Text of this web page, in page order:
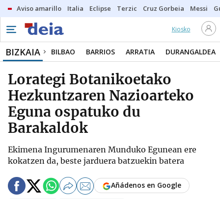
Aviso amarillo Italia Eclipse Terzic Cruz Gorbeia Messi
Kiosko
BIZKAIA BILBAO BARRIOS ARRATIA DURANGALDEA
Lorategi Botanikoetako
Hezkuntzaren Nazioarteko
Eguna ospatuko du
Barakaldok
Ekimena Ingurumenaren Munduko Egunean ere
kokatzen da, beste jarduera batzuekin batera
Añádenos en Google